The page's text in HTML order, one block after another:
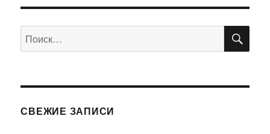
Искать:
СВЕЖИЕ ЗАПИСИ